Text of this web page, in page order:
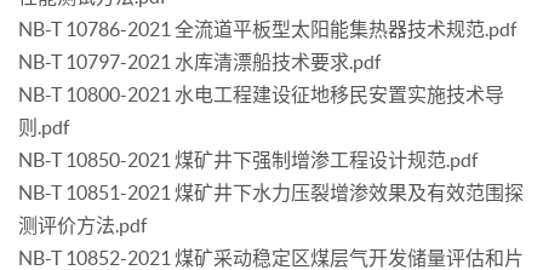
NB-T 10786-2021 全流道平板型太阳能集热器技术规范.pdf
NB-T 10797-2021 水库清漂船技术要求.pdf
NB-T 10800-2021 水电工程建设征地移民安置实施技术导
则.pdf
NB-T 10850-2021 煤矿井下强制增渗工程设计规范.pdf
NB-T 10851-2021 煤矿井下水力压裂增渗效果及有效范围探
测评价方法.pdf
NB-T 10852-2021 煤矿采动稳定区煤层气开发储量评估和片